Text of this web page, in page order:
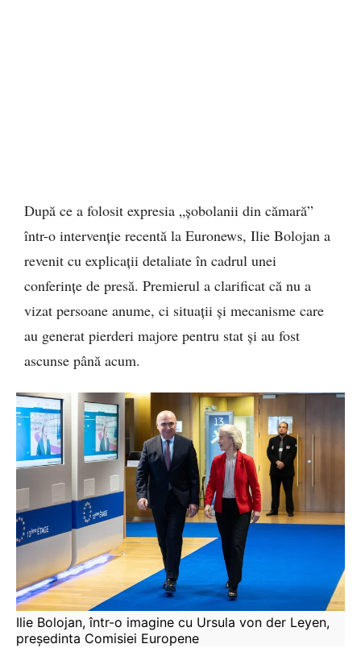
După ce a folosit expresia „șobolanii din cămară”
într-o intervenție recentă la Euronews, Ilie Bolojan a
revenit cu explicații detaliate în cadrul unei
conferințe de presă. Premierul a clarificat că nu a
vizat persoane anume, ci situații și mecanisme care
au generat pierderi majore pentru stat și au fost
ascunse până acum.
Ilie Bolojan, într-o imagine cu Ursula von der Leyen,
președinta Comisiei Europene